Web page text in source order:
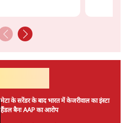
मेटा के सरेंडर के बाद भारत में केजरीवाल का इंस्टा
हैंडल बैनः AAP का आरोप